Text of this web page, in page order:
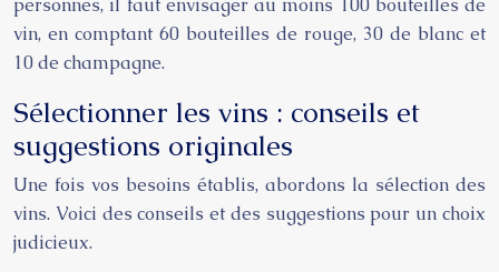
personnes, il faut envisager au moins 100 bouteilles de
vin, en comptant 60 bouteilles de rouge, 30 de blanc et
10 de champagne.
Sélectionner les vins : conseils et
suggestions originales
Une fois vos besoins établis, abordons la sélection des
vins. Voici des conseils et des suggestions pour un choix
judicieux.